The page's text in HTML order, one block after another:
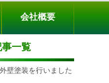
]
会社概要
一覧
壁塗装を行いました